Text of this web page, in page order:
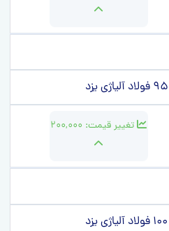
تغییر قیمت: 200,000